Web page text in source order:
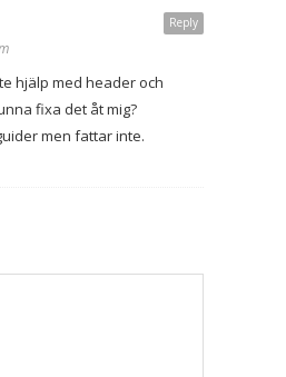
Reply
hjälp med header och
fixa det åt mig?
men fattar inte.